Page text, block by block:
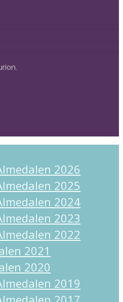
2026
2025
2024
2023
2022
2021
2020
2019